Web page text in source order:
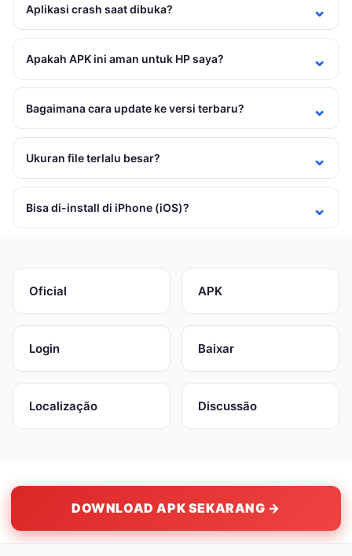
Aplikasi crash saat dibuka?
Apakah APK ini aman untuk HP saya?
Bagaimana cara update ke versi terbaru?
Ukuran file terlalu besar?
Bisa di-install di iPhone (iOS)?
Oficial APK
Login Baixar
Localização Discussão
DOWNLOAD APK SEKARANG →